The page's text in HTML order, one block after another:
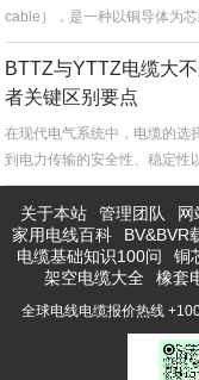
cable），是一种以铜导体为
绝缘材料...
BTTZ与YTTZ电缆大
者关键区别要点
在现代电气系统中，电缆的选
到电力传输的安全性、稳定性
命。bttz电缆和yttz电...
关于本站 管理团队 网
家用电线百科
BV&BVR
电缆基础知识100问
铜
架空电缆大全
橡套
全球电线电缆报价热线